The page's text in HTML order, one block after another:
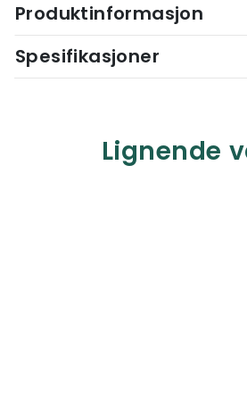
Produktinformasjon
Spesifikasjoner
Lignende